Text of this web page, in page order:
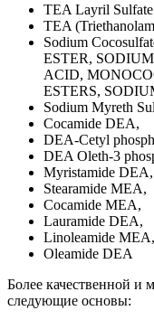
TEA Layril
TEA
Sodium
ESTER,
ACID,
ESTERS,
Sodium Myreth
Cocamide DEA,
DEA-Cetyl
DEA Oleth-3
Myristamide DEA,
Stearamide MEA,
Cocamide MEA,
Lauramide DEA,
Linoleamide MEA,
Oleamide DEA
Более качественной и
следующие основы: